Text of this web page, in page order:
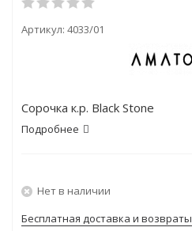
Артикул: 4033/01
Сорочка к.р. Black Stone
Подробнее
Нет в наличии
Бесплатная доставка и возвраты